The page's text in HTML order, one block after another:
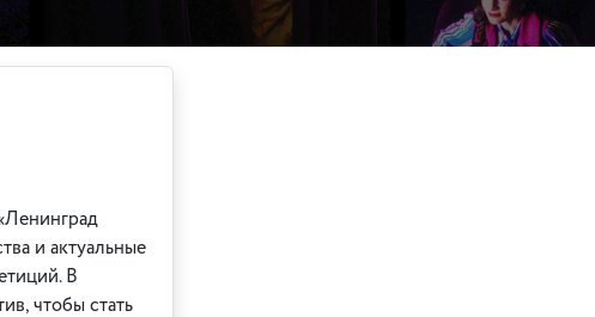
и актуальные
В
чтобы стать